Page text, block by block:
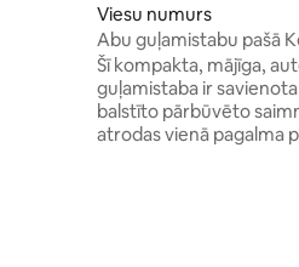
Viesu numurs
Abu guļamistabu pašā
Šī kompakta, mājīga,
guļamistaba ir
balstīto pārbūvēto
atrodas vienā pagalma